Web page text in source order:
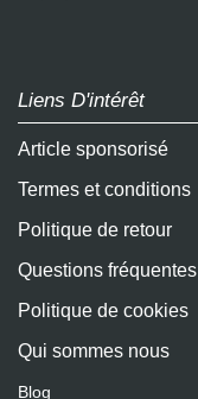
Liens D'intérêt
Article sponsorisé
Termes et conditions
Politique de retour
Questions fréquentes
Politique de cookies
Qui sommes nous
Blog